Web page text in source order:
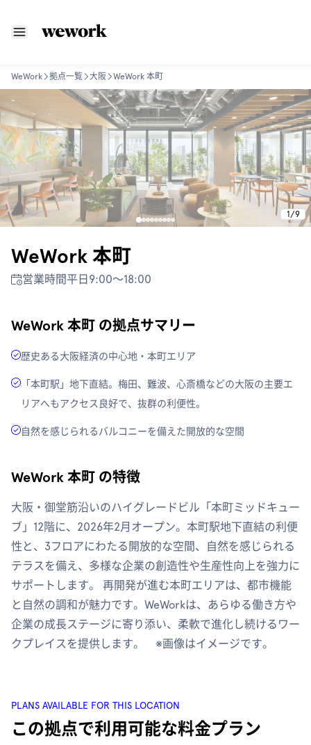
WeWork 拠点一覧 大阪 WeWork 本町
1 /9
WeWork 本町
営業時間平日9:00〜18:00
WeWork 本町 の拠点サマリー
歴史ある大阪経済の中心地・本町エリア
「本町駅」地下直結。梅田、難波、心斎橋などの大阪の主要エ
リアへもアクセス良好で、抜群の利便性。
自然を感じられるバルコニーを備えた開放的な空間
WeWork 本町 の特徴
大阪・御堂筋沿いのハイグレードビル「本町ミッドキュー
ブ」12階に、2026年2月オープン。本町駅地下直結の利便
性と、3フロアにわたる開放的な空間、自然を感じられる
テラスを備え、多様な企業の創造性や生産性向上を強力に
サポートします。 再開発が進む本町エリアは、都市機能
と自然の調和が魅力です。WeWorkは、あらゆる働き方や
企業の成長ステージに寄り添い、柔軟で進化し続けるワー
クプレイスを提供します。 ※画像はイメージです。
PLANS AVAILABLE FOR THIS LOCATION
この拠点で利用可能な料金プラン